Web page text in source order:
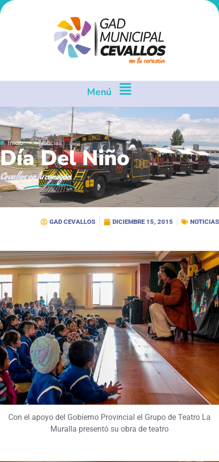
Menú
Inicio Noticias
Día Del Niño
Cevallosen tu corazón
GAD CEVALLOS DICIEMBRE 15, 2015 NOTICIAS
Con el apoyo del Gobierno Provincial el Grupo de Teatro La
Muralla presentó su obra de teatro